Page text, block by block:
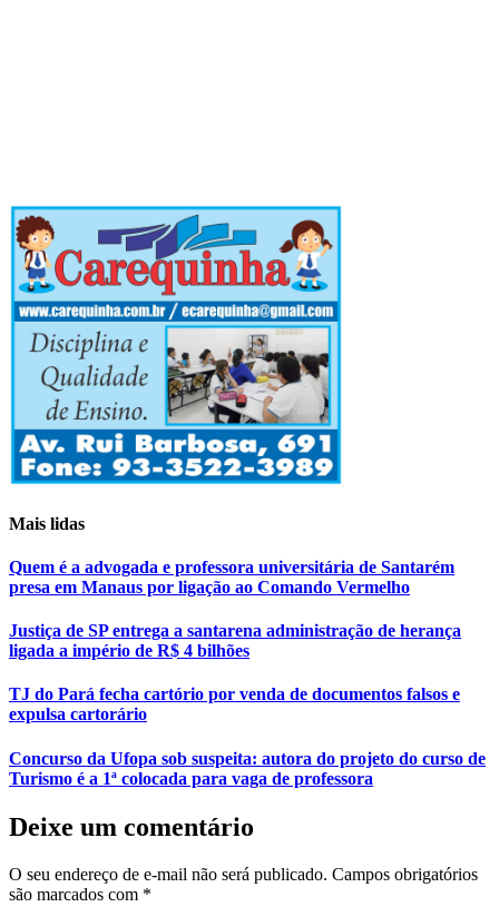
Mais lidas
Quem é a advogada e professora universitária de Santarém
presa em Manaus por ligação ao Comando Vermelho
Justiça de SP entrega a santarena administração de herança
ligada a império de R$ 4 bilhões
TJ do Pará fecha cartório por venda de documentos falsos e
expulsa cartorário
Concurso da Ufopa sob suspeita: autora do projeto do curso de
Turismo é a 1ª colocada para vaga de professora
Deixe um comentário
O seu endereço de e-mail não será publicado. Campos obrigatórios
são marcados com *